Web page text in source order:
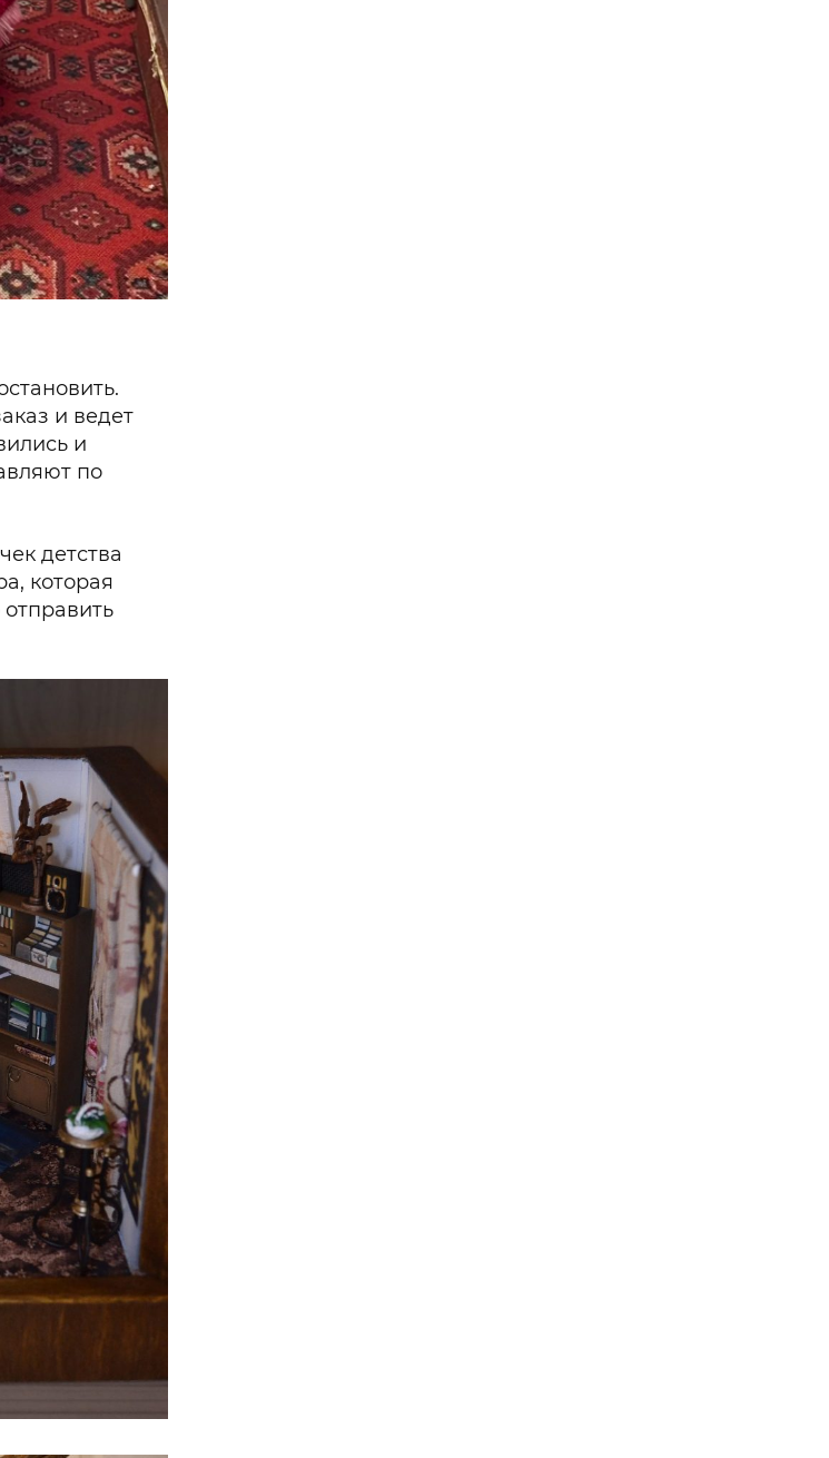
и ведет
и
по
детства
которая